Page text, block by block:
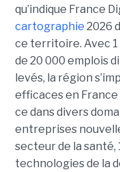
qu’indique France
cartographie 2026
ce territoire. Avec
de 20 000 emplois
levés, la région
efficaces en
ce dans divers
entreprises
secteur de la santé,
technologies de la